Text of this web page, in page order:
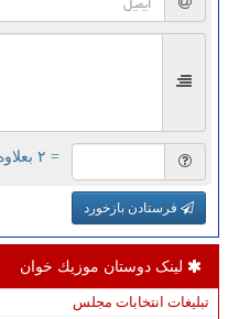
= ۲ بعلاوه ۲
فرستادن بازخورد
لینک دوستان موزیك خوان
تبلیغات انتخابات مجلس